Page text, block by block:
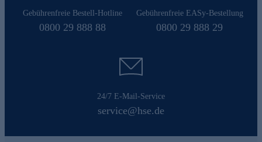
Gebührenfreie Bestell-Hotline
0800 29 888 88
Gebührenfreie EASy-Bestellung
0800 29 888 29
24/7 E-Mail-Service
service@hse.de